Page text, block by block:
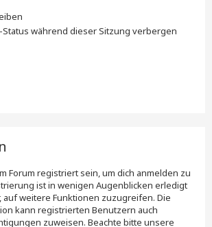
während dieser Sitzung verbergen
Forum registriert sein, um dich anmelden zu
ist in wenigen Augenblicken erledigt
auf weitere Funktionen zuzugreifen. Die
kann registrierten Benutzern auch
zuweisen. Beachte bitte unsere